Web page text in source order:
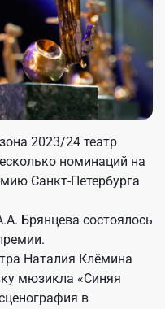
2023/24 театр
номинаций на
Санкт-Петербурга
Брянцева состоялось
Наталия Клёмина
мюзикла «Синяя
в